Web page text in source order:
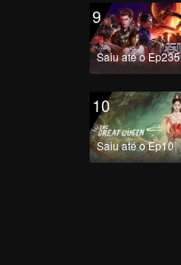
9
Saiu até o Ep235
10
Saiu até o Ep10